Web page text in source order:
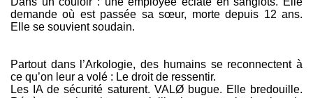
demande où est passée sa sœur, morte depuis 12 ans.
Elle se souvient soudain.
Partout dans l’Arkologie, des humains se reconnectent à
ce qu’on leur a volé : Le droit de ressentir.
Les IA de sécurité saturent. VALØ bugue. Elle bredouille.